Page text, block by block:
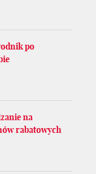
po
na
rabatowych